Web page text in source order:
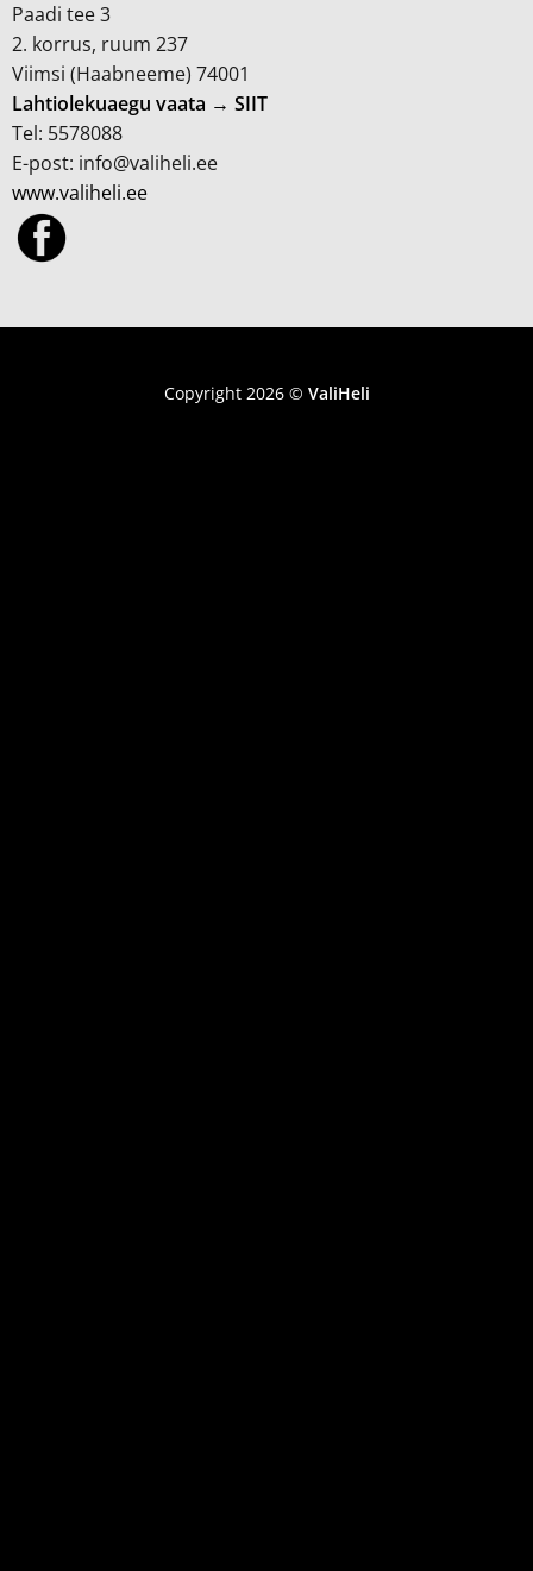
Paadi tee 3
2. korrus, ruum 237
Viimsi (Haabneeme) 74001
Lahtiolekuaegu vaata → SIIT
Tel: 5578088
E-post: info@valiheli.ee
www.valiheli.ee
Copyright 2026 © ValiHeli